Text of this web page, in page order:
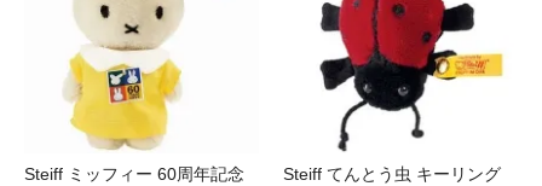
Steiff ミッフィー 60周年記念
Steiff てんとう虫 キーリング